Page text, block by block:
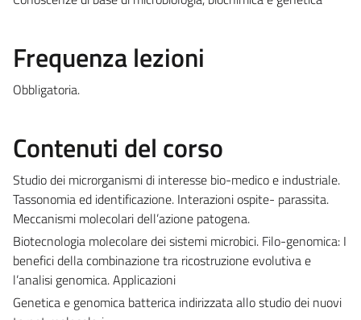
Frequenza lezioni
Obbligatoria.
Contenuti del corso
Studio dei microrganismi di interesse bio-medico e industriale.
Tassonomia ed identificazione. Interazioni ospite- parassita.
Meccanismi molecolari dell’azione patogena.
Biotecnologia molecolare dei sistemi microbici. Filo-genomica: I
benefici della combinazione tra ricostruzione evolutiva e
l’analisi genomica. Applicazioni
Genetica e genomica batterica indirizzata allo studio dei nuovi